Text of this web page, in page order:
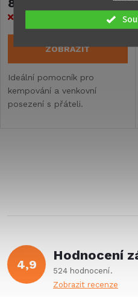
83 Kč
ZOBRAZIT
Ideální pomocník pro
kempování a venkovní
posezení s přáteli.
l
d
a
4,9
Hodnocení
524 hodnocení
Zobrazit recenze